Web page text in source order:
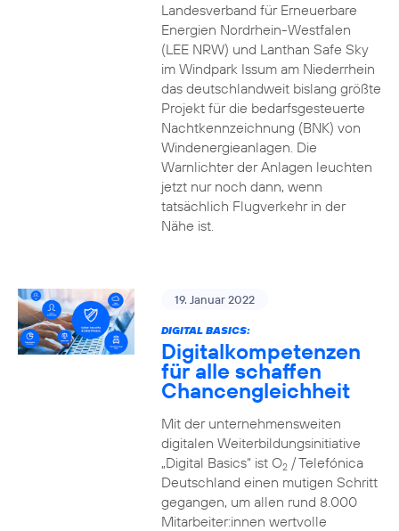
Landesverband für Erneuerbare
Energien Nordrhein-Westfalen
(LEE NRW) und Lanthan Safe Sky
im Windpark Issum am Niederrhein
das deutschlandweit bislang größte
Projekt für die bedarfsgesteuerte
Nachtkennzeichnung (BNK) von
Windenergieanlagen. Die
Warnlichter der Anlagen leuchten
jetzt nur noch dann, wenn
tatsächlich Flugverkehr in der
Nähe ist.
19. Januar 2022
DIGITAL BASICS:
Digitalkompetenzen
für alle schaffen
Chancengleichheit
Mit der unternehmensweiten
digitalen Weiterbildungsinitiative
„Digital Basics“ ist O2/ Telefónica
Deutschland einen mutigen Schritt
gegangen, um allen rund 8.000
Mitarbeiter:innen wertvolle